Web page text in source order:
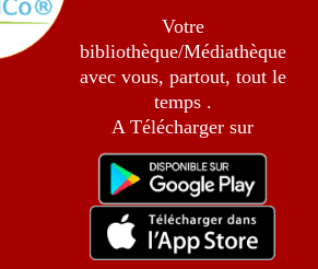
Votre
bibliothèque/Médiathèque
avec vous, partout, tout le
temps .
A Télécharger sur